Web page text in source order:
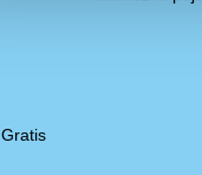
Gratis